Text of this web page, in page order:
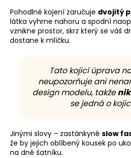
Pohodlné kojení zaručuje dvojitý
látka vyhrne nahoru a spodní
vznikne prostor, skrz který se váš
dostane k mlíčku.
Tato kojicí úprava
neupozorňuje ani
design modelu, takže
se jedná o
Jinými slovy – zastánkyně slow
že by jejich oblíbený kousek po
na dně šatníku.